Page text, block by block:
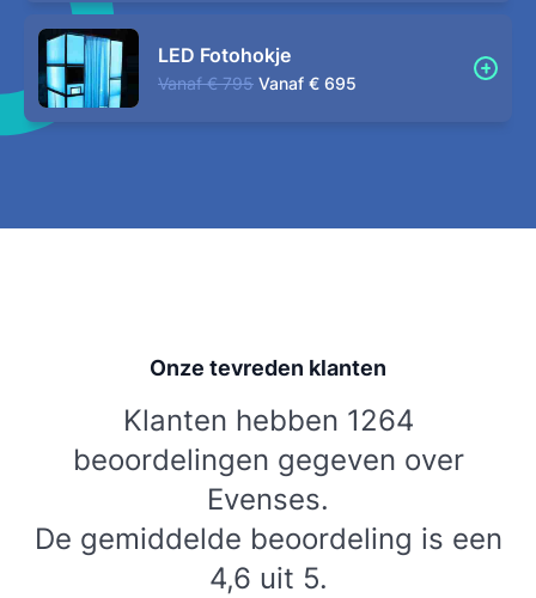
LED Fotohokje
Vanaf € 795 Vanaf € 695
Onze tevreden klanten
Klanten hebben 1264
beoordelingen gegeven over
Evenses.
De gemiddelde beoordeling is een
4,6 uit 5.